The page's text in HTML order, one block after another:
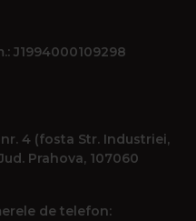
J1994000109298
4 (fosta Str. Industriei,
Prahova, 107060
de telefon: